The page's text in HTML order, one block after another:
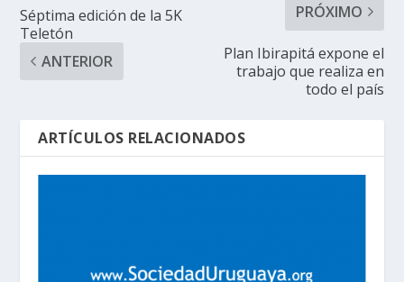
Séptima edición de la 5K
Teletón
ANTERIOR
PRÓXIMO
Plan Ibirapitá expone el
trabajo que realiza en
todo el país
ARTÍCULOS RELACIONADOS